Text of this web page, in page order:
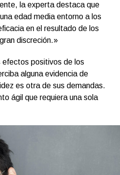
la experta destaca que
edad media entorno a los
en el resultado de los
discreción.»
efectos positivos de los
alguna evidencia de
es otra de sus demandas.
ágil que requiera una sola